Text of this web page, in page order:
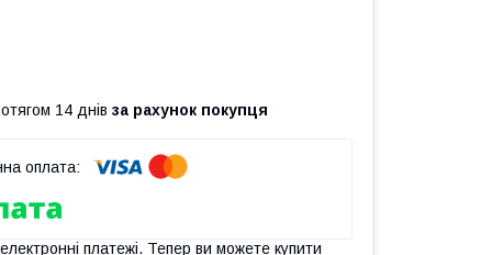
14 днів за рахунок покупця
платежі. Тепер ви можете купити